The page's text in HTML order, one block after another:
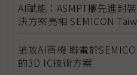
AI賦能：ASMPT攜先進封
決方案亮相 SEMICON
搶攻AI商機 聯電於
的3D IC技術方案